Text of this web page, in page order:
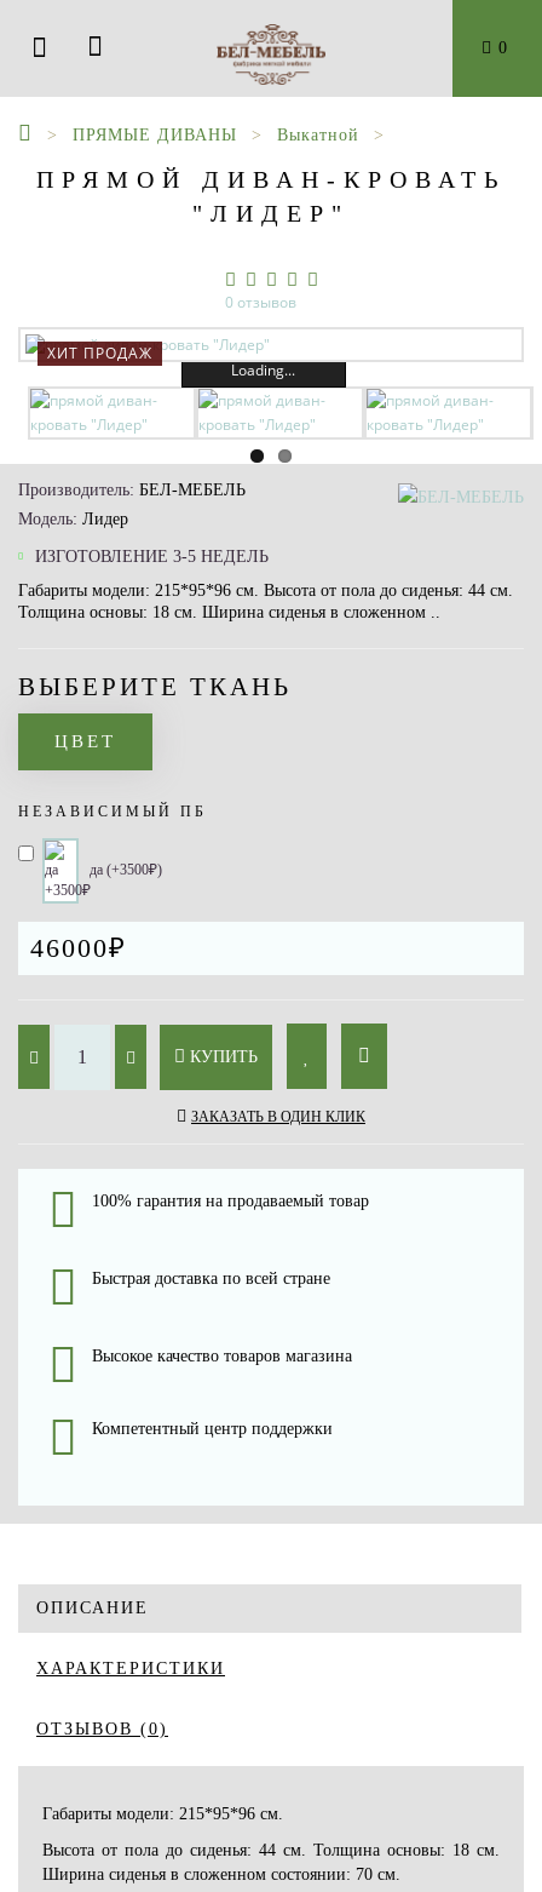
0
ПРЯМЫЕ ДИВАНЫ Выкатной
ПРЯМОЙ ДИВАН-КРОВАТЬ
"ЛИДЕР"
0 отзывов
ХИТ ПРОДАЖ
Loading...
Производитель: БЕЛ-МЕБЕЛЬ
Модель: Лидер
ИЗГОТОВЛЕНИЕ 3-5 НЕДЕЛЬ
Габариты модели: 215*95*96 см. Высота от пола до сиденья: 44 см.
Толщина основы: 18 см. Ширина сиденья в сложенном ..
ВЫБЕРИТЕ ТКАНЬ
ЦВЕТ
НЕЗАВИСИМЫЙ ПБ
да (+3500₽)
46000₽
КУПИТЬ
ЗАКАЗАТЬ В ОДИН КЛИК
100% гарантия на продаваемый товар
Быстрая доставка по всей стране
Высокое качество товаров магазина
Компетентный центр поддержки
ОПИСАНИЕ
ХАРАКТЕРИСТИКИ
ОТЗЫВОВ (0)
Габариты модели: 215*95*96 см.
Высота от пола до сиденья: 44 см. Толщина основы: 18 см.
Ширина сиденья в сложенном состоянии: 70 см.